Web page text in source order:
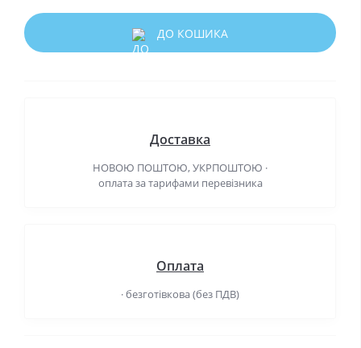
ДО КОШИКА
Доставка
НОВОЮ ПОШТОЮ, УКРПОШТОЮ ·
оплата за тарифами перевізника
Оплата
· безготівкова (без ПДВ)